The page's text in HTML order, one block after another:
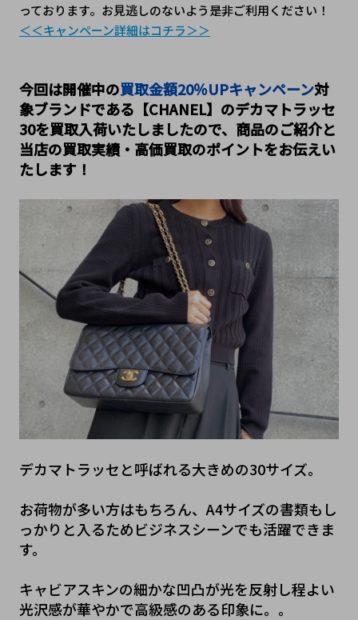
っております。お見逃しのないよう是非ご利用ください！
＜＜キャンペーン詳細はコチラ＞＞
今回は開催中の買取金額20％UPキャンペーン対
象ブランドである【CHANEL】のデカマトラッセ
30を買取入荷いたしましたので、商品のご紹介と
当店の買取実績・高価買取のポイントをお伝えい
たします！
デカマトラッセと呼ばれる大きめの30サイズ。
お荷物が多い方はもちろん、A4サイズの書類もし
っかりと入るためビジネスシーンでも活躍できま
す。
キャビアスキンの細かな凹凸が光を反射し程よい
光沢感が華やかで高級感のある印象に。。